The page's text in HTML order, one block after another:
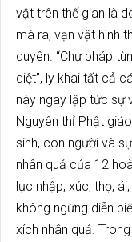
vật trên thế gian là
mà ra, vạn vật hình
duyên. “Chư pháp
diệt”, ly khai tất cả
này ngay lập tức sự
Nguyên thỉ Phật
sinh, con người và
nhân quả của 12
lục nhập, xúc, thọ,
không ngừng diễn
xích nhân quả.